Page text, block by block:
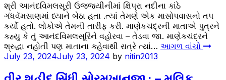
શ્રી આનંદવિમલસૂરી ઉજજયીનીમાં ક્ષિપ્રા નદીના કાંઠે
ગંધવૅમસાણમાં ધ્યાને બેઠા હતા .ત્યાં તેમણે એક માસોપવાસનો તપ
કર્યો હતો. લોકોએ તેમની તારીફ કરી. માણેકચંદ્રની માતાએ પુત્રને
કહ્યુ કે તું આનંદવિમલસૂરિને વહોરવા – તેડવા જા. માણેકચંદ્રને
શ્રદ્ધા નહોતી પણ માતાના કહેવાથી રાત્રે ત્યાં… આગળ વાંચો
July 23, 2024July 23, 2024 by nitin2013